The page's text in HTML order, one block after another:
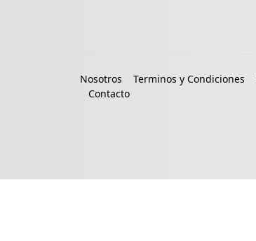
Nosotros Terminos y Condiciones
Contacto